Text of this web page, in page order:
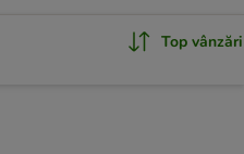
Top vânzări